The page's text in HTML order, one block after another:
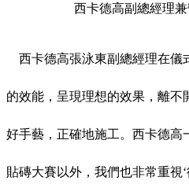
西卡德高副總經理
西卡德高張泳東副總經理在儀
的效能，呈現理想的效果，離不
好手藝，正確地施工。西卡德高
貼磚大賽以外，我們也非常重視